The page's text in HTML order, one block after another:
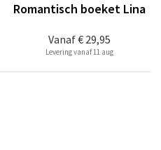
Vanaf€ 29,95
Romantisch boeket Lina
Levering vanaf 11 aug